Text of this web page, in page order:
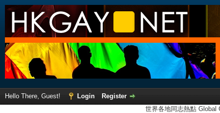
Hello There, Guest! Login
Register
世界各地同志熱點